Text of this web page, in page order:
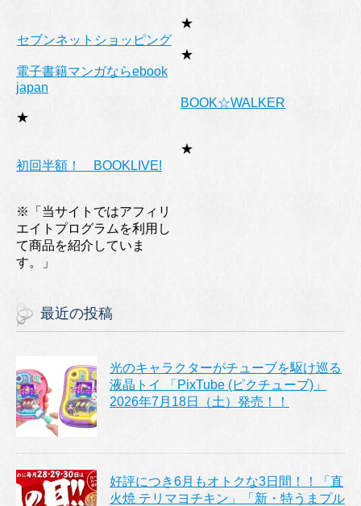
★
セブンネットショッピング
★
電子書籍マンガならebook
japan
★
BOOK☆WALKER
★
初回半額！ BOOKLIVE!
※「当サイトではアフィリ
エイトプログラムを利用し
て商品を紹介していま
す。」
最近の投稿
光のキャラクターがチューブを駆け巡る
液晶トイ 「PixTube (ピクチューブ)」
2026年7月18日（土）発売！！
好評につき6月もオトクな3日間！！「直
火焼 テリマヨチキン」「新・特うまプル